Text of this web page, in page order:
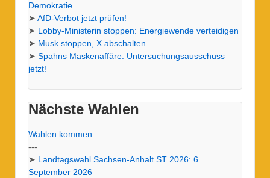
Demokratie.
➤ AfD-Verbot jetzt prüfen!
➤ Lobby-Ministerin stoppen: Energiewende verteidigen
➤ Musk stoppen, X abschalten
➤ Spahns Maskenaffäre: Untersuchungs­ausschuss
jetzt!
Nächste Wahlen
Wahlen kommen ...
---
➤ Landtagswahl Sachsen-Anhalt ST 2026: 6.
September 2026